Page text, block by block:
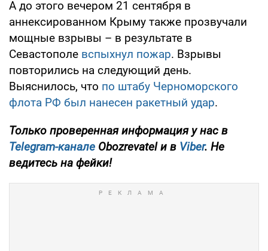
А до этого вечером 21 сентября в
аннексированном Крыму также прозвучали
мощные взрывы – в результате в
Севастополе вспыхнул пожар. Взрывы
повторились на следующий день.
Выяснилось, что по штабу Черноморского
флота РФ был нанесен ракетный удар.
Только проверенная информация у нас в
Telegram-канале Obozrevatel и в Viber. Не
ведитесь на фейки!